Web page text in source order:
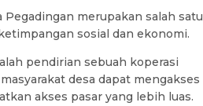
merupakan salah satu
sosial dan ekonomi.
pendirian sebuah koperasi
desa dapat mengakses
akses pasar yang lebih luas.